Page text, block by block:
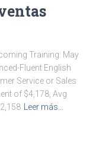
Training: May
Fluent English
Service or Sales
of $4,178, Avg
Leer más…